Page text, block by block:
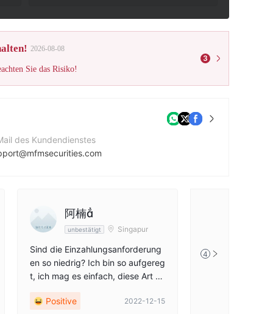
2026-08-08
Sie das Risiko!
3
des Kundendienstes
www.mfmsecurities.com/
阿楠
unbestätigt Singapur
Sind die Einzahlungsanforderung
en so niedrig? Ich bin so aufgereg
t, ich mag es einfach, diese Art vo
allzu große Belastung zu nutzen.
Positive 2022-12-15
4